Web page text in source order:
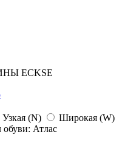
ECKSE
Узкая (N)
Широкая (W)
Атлас